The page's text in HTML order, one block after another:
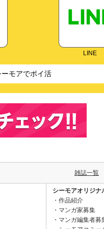
LINE
ーモアでポイ活
雑誌一覧
シーモアオリジナ
作品紹介
マンガ家募集
マンガ編集者募